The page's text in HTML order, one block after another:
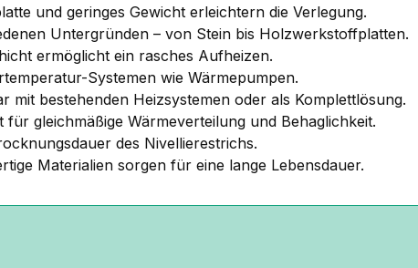
und geringes Gewicht erleichtern die Verlegung.
Untergründen – von Stein bis Holzwerkstoffplatten.
ermöglicht ein rasches Aufheizen.
Systemen wie Wärmepumpen.
mit bestehenden Heizsystemen oder als Komplettlösung.
für gleichmäßige Wärmeverteilung und Behaglichkeit.
des Nivellierestrichs.
Materialien sorgen für eine lange Lebensdauer.